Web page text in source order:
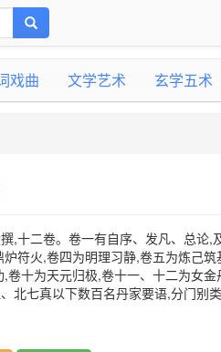
戏曲 文学艺术 玄学五术
,十二卷。卷一有自序、发凡、总论,
符火,卷四为明理习静,卷五为炼己
卷十为天元归极,卷十一、十二为女
北七真以下数百名丹家要语,分门别类